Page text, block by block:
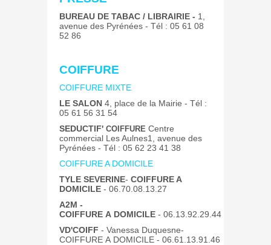
BUREAU DE TABAC / LIBRAIRIE - 1,
avenue des Pyrénées - Tél : 05 61 08
52 86
COIFFURE
COIFFURE MIXTE
LE SALON 4, place de la Mairie - Tél :
05 61 56 31 54
SEDUCTIF' COIFFURE Centre
commercial Les Aulnes1, avenue des
Pyrénées - Tél : 05 62 23 41 38
COIFFURE A DOMICILE
TYLE SEVERINE- COIFFURE A
DOMICILE - 06.70.08.13.27
A2M -
COIFFURE A DOMICILE - 06.13.92.29.44
VD'COIFF - Vanessa Duquesne-
COIFFURE A DOMICILE - 06.61.13.91.46